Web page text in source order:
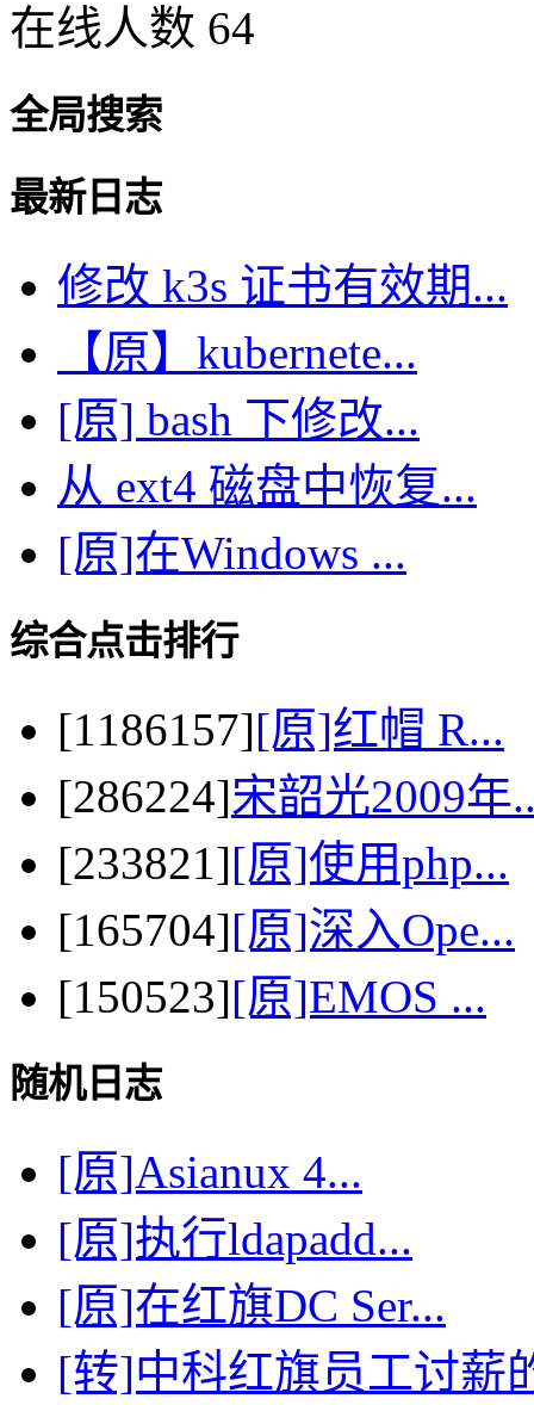
在线人数 64
全局搜索
最新日志
修改 k3s 证书有效期...
【原】kubernete...
[原] bash 下修改...
从 ext4 磁盘中恢复...
[原]在Windows ...
综合点击排行
[1186157][原]红帽 R...
[286224]宋韶光2009年
[233821][原]使用php...
[165704][原]深入Ope...
[150523][原]EMOS ...
随机日志
[原]Asianux 4...
[原]执行ldapadd...
[原]在红旗DC Ser...
[转]中科红旗员工讨薪